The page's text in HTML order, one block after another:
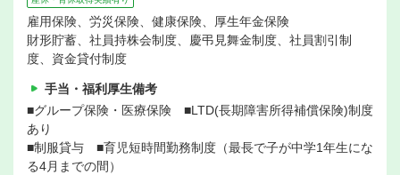
雇用保険、労災保険、健康保険、厚生年金保険
財形貯蓄、社員持株会制度、慶弔見舞金制度、社員割引制
度、資金貸付制度
手当・福利厚生備考
■グループ保険・医療保険 ■LTD(長期障害所得補償保険)制度
あり
■制服貸与 ■育児短時間勤務制度（最長で子が中学1年生にな
る4月までの間）